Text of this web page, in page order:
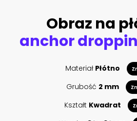
Obraz na
Materiał Płótno
Grubość 2 mm
Kształt Kwadrat